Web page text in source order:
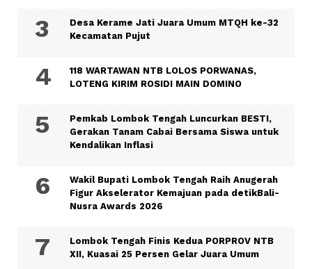
Desa Kerame Jati Juara Umum MTQH ke-32
Kecamatan Pujut
118 WARTAWAN NTB LOLOS PORWANAS,
LOTENG KIRIM ROSIDI MAIN DOMINO
Pemkab Lombok Tengah Luncurkan BESTI,
Gerakan Tanam Cabai Bersama Siswa untuk
Kendalikan Inflasi
Wakil Bupati Lombok Tengah Raih Anugerah
Figur Akselerator Kemajuan pada detikBali-
Nusra Awards 2026
Lombok Tengah Finis Kedua PORPROV NTB
XII, Kuasai 25 Persen Gelar Juara Umum